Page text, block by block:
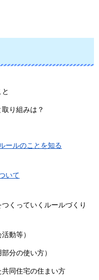
り組みは？
ールのことを知る
いて
くっていくルールづくり
動等）
分の使い方）
同住宅の住まい方